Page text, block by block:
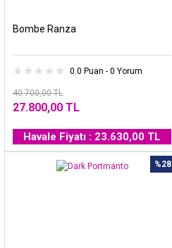
Bombe Ranza
0.0 Puan - 0 Yorum
40.700,00 TL
27.800,00 TL
Havale Fiyatı : 23.630,00 TL
%28